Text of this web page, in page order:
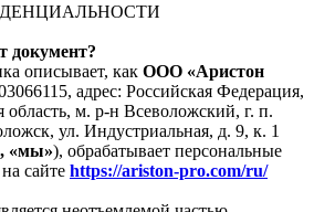
документ?
описывает, как ООО «Аристон
адрес: Российская Федерация,
область, м. р-н Всеволожский, г. п.
ул. Индустриальная, д. 9, к. 1
«мы»), обрабатывает персональные
сайте https://ariston-pro.com/ru/